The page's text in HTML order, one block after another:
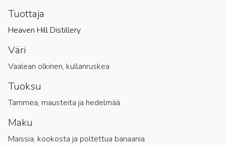
Tuottaja
Heaven Hill Distillery
Väri
Vaalean olkinen, kullanruskea
Tuoksu
Tammea, mausteita ja hedelmää
Maku
Maissia, kookosta ja poltettua banaania